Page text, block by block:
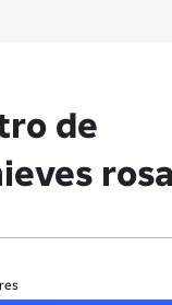
de
rosa